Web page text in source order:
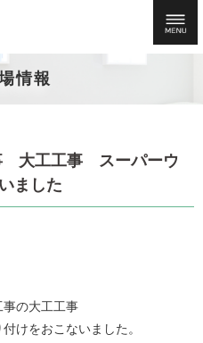
情報
大工工事 スーパーウ
ました
の大工工事
けをおこないました。